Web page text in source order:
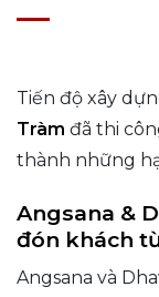
Tiến độ xây
Tràm đã thi
thành những
Angsana &
đón khách
Angsana và